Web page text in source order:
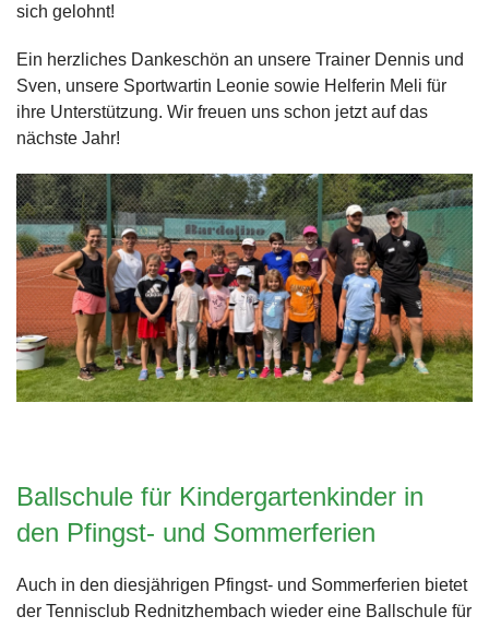
sich gelohnt!
Ein herzliches Dankeschön an unsere Trainer Dennis und
Sven, unsere Sportwartin Leonie sowie Helferin Meli für
ihre Unterstützung. Wir freuen uns schon jetzt auf das
nächste Jahr!
Ballschule für Kindergartenkinder in
den Pfingst- und Sommerferien
Auch in den diesjährigen Pfingst- und Sommerferien bietet
der Tennisclub Rednitzhembach wieder eine Ballschule für